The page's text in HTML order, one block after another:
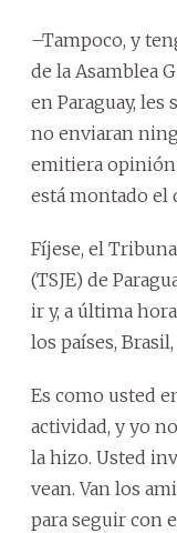
–Tampoco, y
de la Asamblea
en Paraguay,
no enviaran
emitiera opinión
está montado el
Fíjese, el
(TSJE) de
ir y, a última
los países,
Es como usted
actividad, y yo
la hizo. Usted
vean. Van los
para seguir con